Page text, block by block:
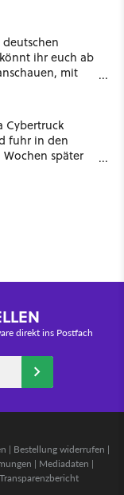
ihr euch ab
mit
Cybertruck
fuhr in den
Wochen später
direkt ins Postfach
| Bestellung widerrufen |
| Mediadaten |
Transparenzbericht